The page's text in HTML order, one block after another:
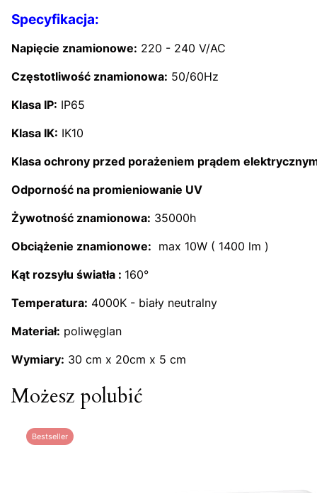
Specyfikacja:
Napięcie znamionowe: 220 - 240 V/AC
Częstotliwość znamionowa: 50/60Hz
Klasa IP: IP65
Klasa IK: IK10
Klasa ochrony przed porażeniem prądem
Odporność na promieniowanie UV
Żywotność znamionowa: 35000h
Obciążenie znamionowe: max 10W ( 1400 lm )
Kąt rozsyłu światła : 160°
Temperatura: 4000K - biały neutralny
Materiał: poliwęglan
Wymiary: 30 cm x 20cm x 5 cm
Możesz polubić
Bestseller